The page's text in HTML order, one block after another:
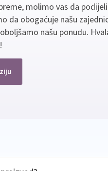
molimo vas da
da obogaćuje našu
našu ponudu.